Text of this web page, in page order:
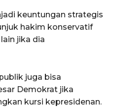
keuntungan strategis
hakim konservatif
jika dia
juga bisa
Demokrat jika
kursi kepresidenan.